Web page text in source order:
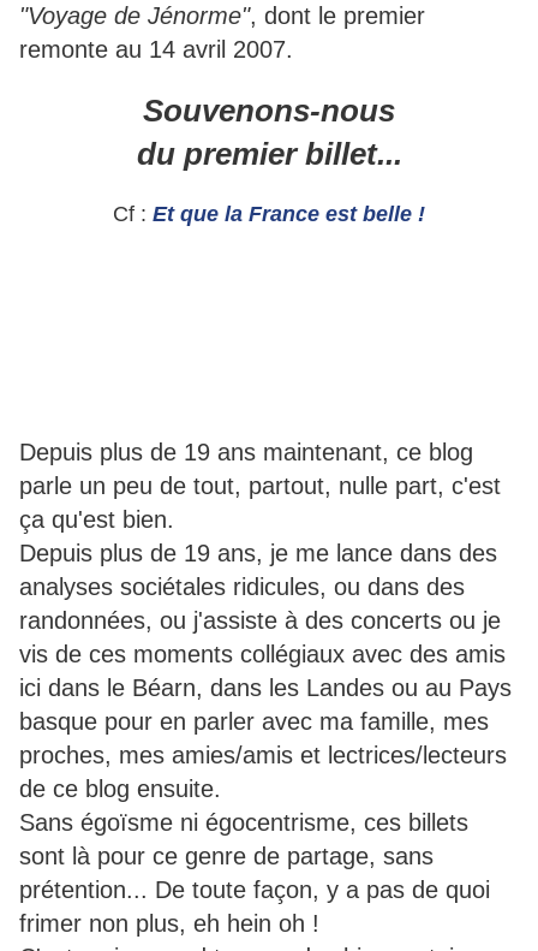
"Voyage de Jénorme", dont le premier
remonte au 14 avril 2007.
Souvenons-nous
du premier billet...
Cf : Et que la France est belle !
Depuis plus de 19 ans maintenant, ce blog
parle un peu de tout, partout, nulle part, c'est
ça qu'est bien.
Depuis plus de 19 ans, je me lance dans des
analyses sociétales ridicules, ou dans des
randonnées, ou j'assiste à des concerts ou je
vis de ces moments collégiaux avec des amis
ici dans le Béarn, dans les Landes ou au Pays
basque pour en parler avec ma famille, mes
proches, mes amies/amis et lectrices/lecteurs
de ce blog ensuite.
Sans égoïsme ni égocentrisme, ces billets
sont là pour ce genre de partage, sans
prétention... De toute façon, y a pas de quoi
frimer non plus, eh hein oh !